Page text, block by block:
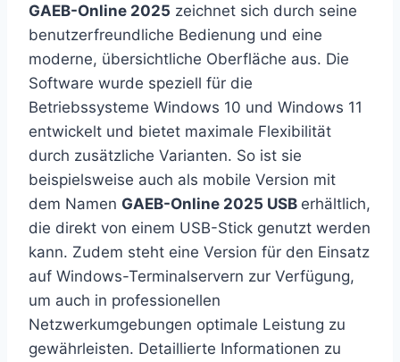
GAEB-Online 2025 zeichnet sich durch seine
benutzerfreundliche Bedienung und eine
moderne, übersichtliche Oberfläche aus. Die
Software wurde speziell für die
Betriebssysteme Windows 10 und Windows 11
entwickelt und bietet maximale Flexibilität
durch zusätzliche Varianten. So ist sie
beispielsweise auch als mobile Version mit
dem Namen GAEB-Online 2025 USB erhältlich,
die direkt von einem USB-Stick genutzt werden
kann. Zudem steht eine Version für den Einsatz
auf Windows-Terminalservern zur Verfügung,
um auch in professionellen
Netzwerkumgebungen optimale Leistung zu
gewährleisten. Detaillierte Informationen zu